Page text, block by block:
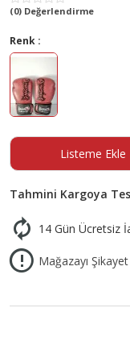
(0) Değerlendirme
Renk :
Listeme Ekle
Tahmini Kargoya
14 Gün Ücretsiz
Mağazayı